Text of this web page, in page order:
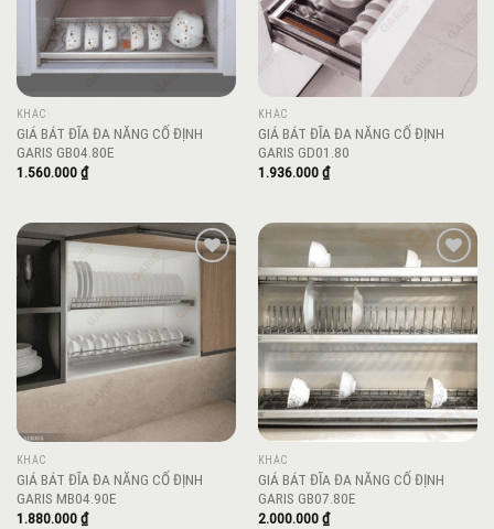
KHÁC
GIÁ BÁT ĐĨA ĐA NĂNG CỐ ĐỊNH
GARIS GB04.80E
1.560.000₫
KHÁC
GIÁ BÁT ĐĨA ĐA NĂNG CỐ ĐỊNH
GARIS GD01.80
1.936.000₫
wishlist
KHÁC
GIÁ BÁT ĐĨA ĐA NĂNG CỐ ĐỊNH
GARIS MB04.90E
1.880.000₫
Add to
wishlist
KHÁC
GIÁ BÁT ĐĨA ĐA NĂNG CỐ ĐỊNH
GARIS GB07.80E
2.000.000₫